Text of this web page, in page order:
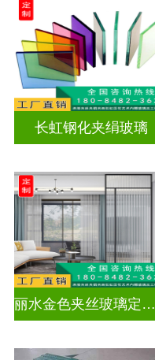
长虹钢化夹绢玻璃
丽水金色夹丝玻璃定制电话